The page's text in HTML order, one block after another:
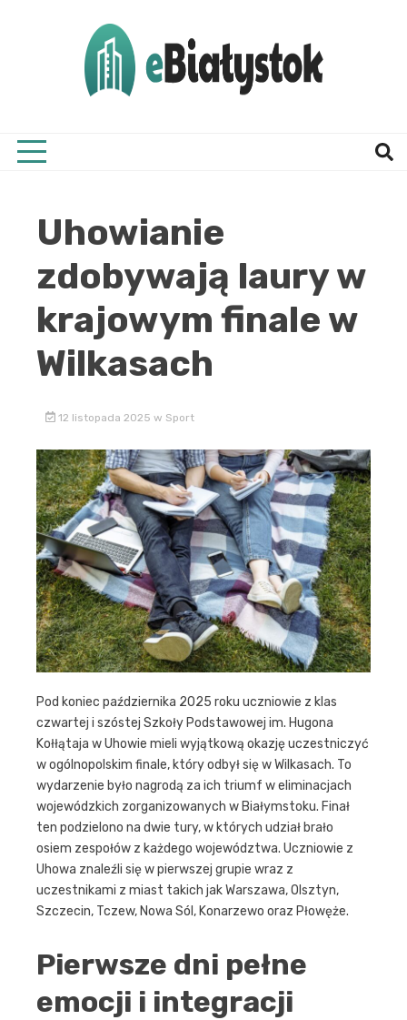
Uhowianie
zdobywają laury w
krajowym finale w
Wilkasach
12 listopada 2025 w Sport
Pod koniec października 2025 roku uczniowie z klas
czwartej i szóstej Szkoły Podstawowej im. Hugona
Kołłątaja w Uhowie mieli wyjątkową okazję uczestniczyć
w ogólnopolskim finale, który odbył się w Wilkasach. To
wydarzenie było nagrodą za ich triumf w eliminacjach
wojewódzkich zorganizowanych w Białymstoku. Finał
ten podzielono na dwie tury, w których udział brało
osiem zespołów z każdego województwa. Uczniowie z
Uhowa znaleźli się w pierwszej grupie wraz z
uczestnikami z miast takich jak Warszawa, Olsztyn,
Szczecin, Tczew, Nowa Sól, Konarzewo oraz Płowęże.
Pierwsze dni pełne
emocji i integracji